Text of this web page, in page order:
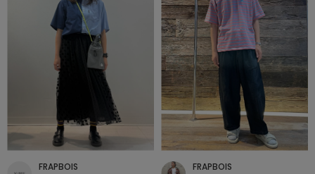
FRAPBOIS
FRAPBOIS